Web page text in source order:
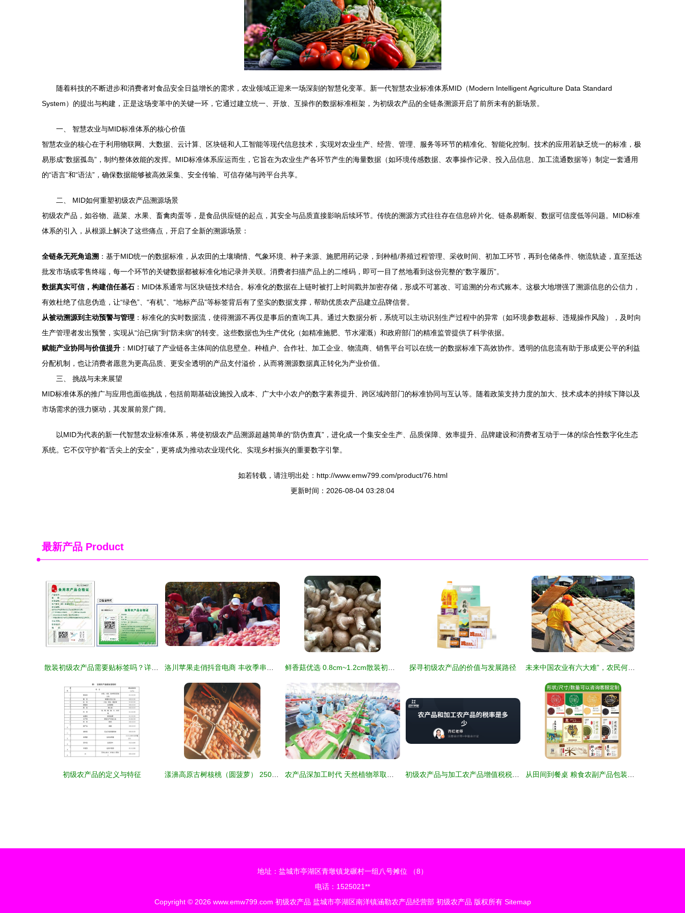
随着科技的不断进步和消费者对食品安全日益增长的需求，农业领域正迎来一场深刻的智慧化变革。新一代智慧农业标准体系MID（Modern Intelligent Agriculture Data Standard
System）的提出与构建，正是这场变革中的关键一环，它通过建立统一、开放、互操作的数据标准框架，为初级农产品的全链条溯源开启了前所未有的新场景。
一、 智慧农业与MID标准体系的核心价值
智慧农业的核心在于利用物联网、大数据、云计算、区块链和人工智能等现代信息技术，实现对农业生产、经营、管理、服务等环节的精准化、智能化控制。技术的应用若缺乏统一的标准，极
易形成“数据孤岛”，制约整体效能的发挥。MID标准体系应运而生，它旨在为农业生产各环节产生的海量数据（如环境传感数据、农事操作记录、投入品信息、加工流通数据等）制定一套通用
的“语言”和“语法”，确保数据能够被高效采集、安全传输、可信存储与跨平台共享。
二、 MID如何重塑初级农产品溯源场景
初级农产品，如谷物、蔬菜、水果、畜禽肉蛋等，是食品供应链的起点，其安全与品质直接影响后续环节。传统的溯源方式往往存在信息碎片化、链条易断裂、数据可信度低等问题。MID标准
体系的引入，从根源上解决了这些痛点，开启了全新的溯源场景：
全链条无死角追溯 ：基于MID统一的数据标准，从农田的土壤墒情、气象环境、种子来源、施肥用药记录，到种植/养殖过程管理、采收时间、初加工环节，再到仓储条件、物流轨迹，直至抵达
批发市场或零售终端，每一个环节的关键数据都被标准化地记录并关联。消费者扫描产品上的二维码，即可一目了然地看到这份完整的“数字履历”。
数据真实可信，构建信任基石 ：MID体系通常与区块链技术结合。标准化的数据在上链时被打上时间戳并加密存储，形成不可篡改、可追溯的分布式账本。这极大地增强了溯源信息的公信力，
有效杜绝了信息伪造，让“绿色”、“有机”、“地标产品”等标签背后有了坚实的数据支撑，帮助优质农产品建立品牌信誉。
从被动溯源到主动预警与管理 ：标准化的实时数据流，使得溯源不再仅是事后的查询工具。通过大数据分析，系统可以主动识别生产过程中的异常（如环境参数超标、违规操作风险），及时向
生产管理者发出预警，实现从“治已病”到“防未病”的转变。这些数据也为生产优化（如精准施肥、节水灌溉）和政府部门的精准监管提供了科学依据。
赋能产业协同与价值提升 ：MID打破了产业链各主体间的信息壁垒。种植户、合作社、加工企业、物流商、销售平台可以在统一的数据标准下高效协作。透明的信息流有助于形成更公平的利益
分配机制，也让消费者愿意为更高品质、更安全透明的产品支付溢价，从而将溯源数据真正转化为产业价值。
三、 挑战与未来展望
MID标准体系的推广与应用也面临挑战，包括前期基础设施投入成本、广大中小农户的数字素养提升、跨区域跨部门的标准协同与互认等。随着政策支持力度的加大、技术成本的持续下降以及
市场需求的强力驱动，其发展前景广阔。
以MID为代表的新一代智慧农业标准体系，将使初级农产品溯源超越简单的“防伪查真”，进化成一个集安全生产、品质保障、效率提升、品牌建设和消费者互动于一体的综合性数字化生态
系统。它不仅守护着“舌尖上的安全”，更将成为推动农业现代化、实现乡村振兴的重要数字引擎。
如若转载，请注明出处：http://www.emw799.com/product/76.html
更新时间：2026-08-04 03:28:04
最新产品 Product
探寻初级农产品的价值与发展路径
初级农产品的定义与特征
地址：盐城市亭湖区青墩镇龙碾村一组八号摊位 （8）
电话：1525021**
Copyright © 2026 www.emw799.com 初级农产品 盐城市亭湖区南洋镇涵勒农产品经营部 初级农产品 版权所有 Sitemap